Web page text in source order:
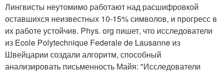
Лингвисты неутомимо работают над расшифровкой
оставшихся неизвестных 10-15% символов, и прогресс в
их работе устойчив. Phys. org пишет, что исследователи
из Ecole Polytechnique Federale de Lausanne из
Швейцарии создали алгоритм, способный
анализировать письменность Майя: "Исследователи